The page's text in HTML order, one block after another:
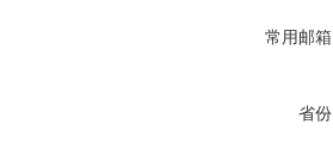
常用邮
省